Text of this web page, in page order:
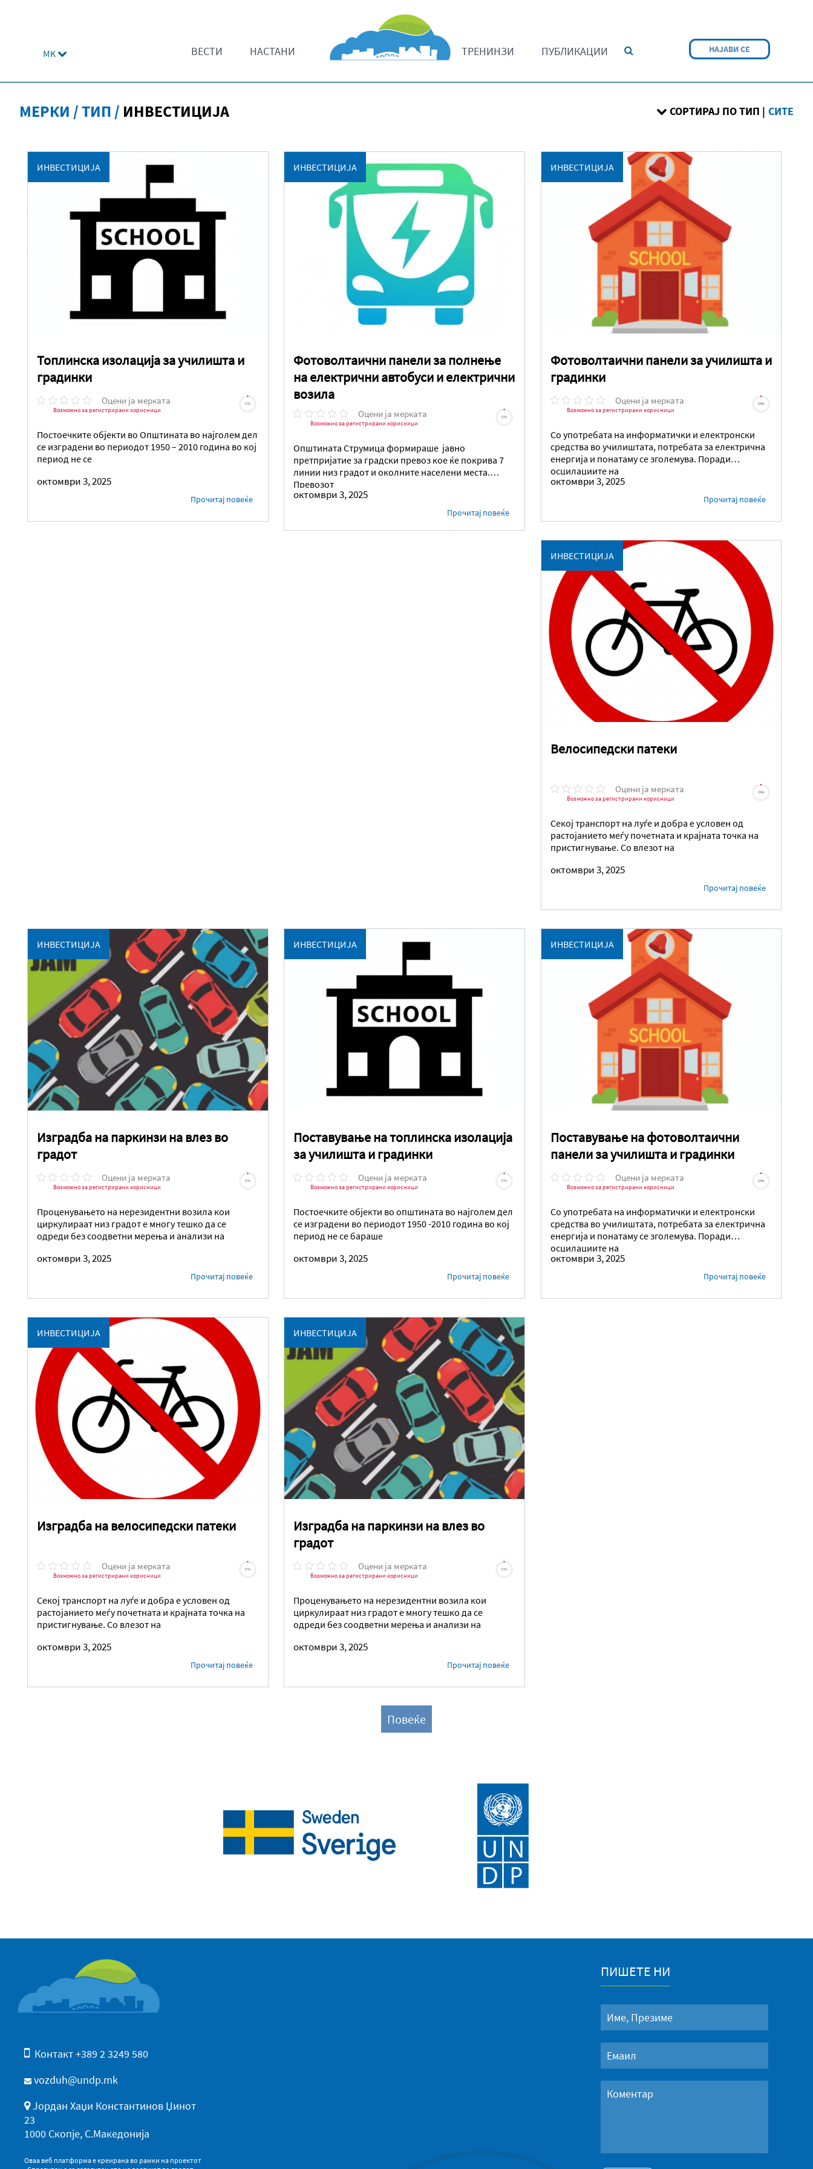
MK ВЕСТИ НАСТАНИ ТРЕНИНЗИ ПУБЛИКАЦИИ НАЈАВИ СЕ
МЕРКИ / ТИП / ИНВЕСТИЦИЈА СОРТИРАЈ ПО ТИП | СИТЕ
ИНВЕСТИЦИЈА
Топлинска изолација за училишта и
градинки
Оцени ја мерката
Возможно за регистрирани корисници
0%
Постоечките објекти во Општината во најголем дел
се изградени во периодот 1950 – 2010 година во кој
период не се
октомври 3, 2025
Прочитај повеќе
ИНВЕСТИЦИЈА
Фотоволтаични панели за полнење
на електрични автобуси и електрични
возила
Оцени ја мерката
Возможно за регистрирани корисници
0%
Општината Струмица формираше јавно
претпријатие за градски превоз кое ќе покрива 7
линии низ градот и околните населени места.
Превозот
октомври 3, 2025
Прочитај повеќе
ИНВЕСТИЦИЈА
Фотоволтаични панели за училишта и
градинки
Оцени ја мерката
Возможно за регистрирани корисници
0%
Со употребата на информатички и електронски
средства во училиштата, потребата за електрична
енергија и понатаму се зголемува. Поради
осцилациите на
октомври 3, 2025
Прочитај повеќе
ИНВЕСТИЦИЈА
Велосипедски патеки
Оцени ја мерката
Возможно за регистрирани корисници
0%
Секој транспорт на луѓе и добра е условен од
растојанието меѓу почетната и крајната точка на
пристигнување. Со влезот на
октомври 3, 2025
Прочитај повеќе
ИНВЕСТИЦИЈА
Изградба на паркинзи на влез во
градот
Оцени ја мерката
Возможно за регистрирани корисници
0%
Проценувањето на нерезидентни возила кои
циркулираат низ градот е многу тешко да се
одреди без соодветни мерења и анализи на
октомври 3, 2025
Прочитај повеќе
ИНВЕСТИЦИЈА
Поставување на топлинска изолација
за училишта и градинки
Оцени ја мерката
Возможно за регистрирани корисници
0%
Постоечките објекти во општината во најголем дел
се изградени во периодот 1950 -2010 година во кој
период не се бараше
октомври 3, 2025
Прочитај повеќе
ИНВЕСТИЦИЈА
Поставување на фотоволтаични
панели за училишта и градинки
Оцени ја мерката
Возможно за регистрирани корисници
0%
Со употребата на информатички и електронски
средства во училиштата, потребата за електрична
енергија и понатаму се зголемува. Поради
осцилациите на
октомври 3, 2025
Прочитај повеќе
ИНВЕСТИЦИЈА
Изградба на велосипедски патеки
Оцени ја мерката
Возможно за регистрирани корисници
0%
Секој транспорт на луѓе и добра е условен од
растојанието меѓу почетната и крајната точка на
пристигнување. Со влезот на
октомври 3, 2025
Прочитај повеќе
ИНВЕСТИЦИЈА
Изградба на паркинзи на влез во
градот
Оцени ја мерката
Возможно за регистрирани корисници
0%
Проценувањето на нерезидентни возила кои
циркулираат низ градот е многу тешко да се
одреди без соодветни мерења и анализи на
октомври 3, 2025
Прочитај повеќе
Повеќе
Контакт +389 2 3249 580
vozduh@undp.mk
Јордан Хаџи Константинов Џинот
23
1000 Скопје, С.Македонија
Оваа веб платформа е креирана во рамки на проектот
ПИШЕТЕ НИ